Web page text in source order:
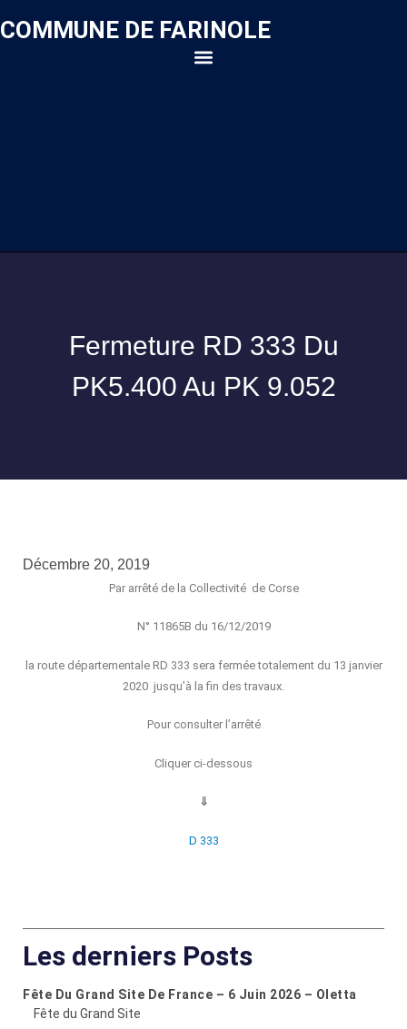
COMMUNE DE FARINOLE
Fermeture RD 333 Du
PK5.400 Au PK 9.052
Décembre 20, 2019
Par arrêté de la Collectivité de Corse
N° 11865B du 16/12/2019
la route départementale RD 333 sera fermée totalement du 13 janvier
2020 jusqu’à la fin des travaux.
Pour consulter l’arrêté
Cliquer ci-dessous
⇓
D 333
Les derniers Posts
Fête Du Grand Site De France – 6 Juin 2026 – Oletta
Fête du Grand Site